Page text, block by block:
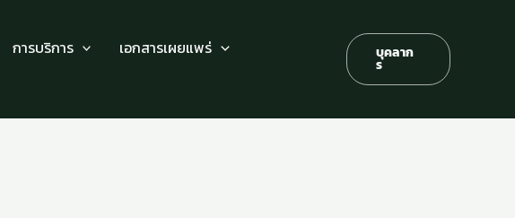
การบริการ
เอกสารเผยแพร่
บุคลาก
ร